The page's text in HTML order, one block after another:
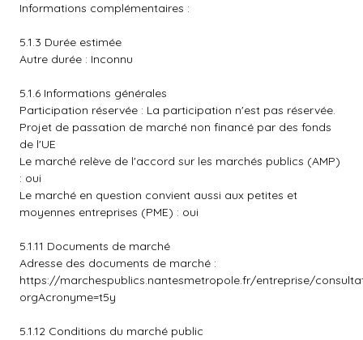
Informations complémentaires :
5.1.3 Durée estimée
Autre durée : Inconnu
5.1.6 Informations générales
Participation réservée : La participation n'est pas réservée.
Projet de passation de marché non financé par des fonds
de l'UE
Le marché relève de l'accord sur les marchés publics (AMP)
: oui
Le marché en question convient aussi aux petites et
moyennes entreprises (PME) : oui
5.1.11 Documents de marché
Adresse des documents de marché :
https://marchespublics.nantesmetropole.fr/entreprise/
orgAcronyme=t5y
5.1.12 Conditions du marché public